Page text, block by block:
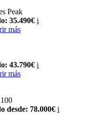
Peak
35.490€ i
más
43.790€ i
más
desde: 78.000€ i